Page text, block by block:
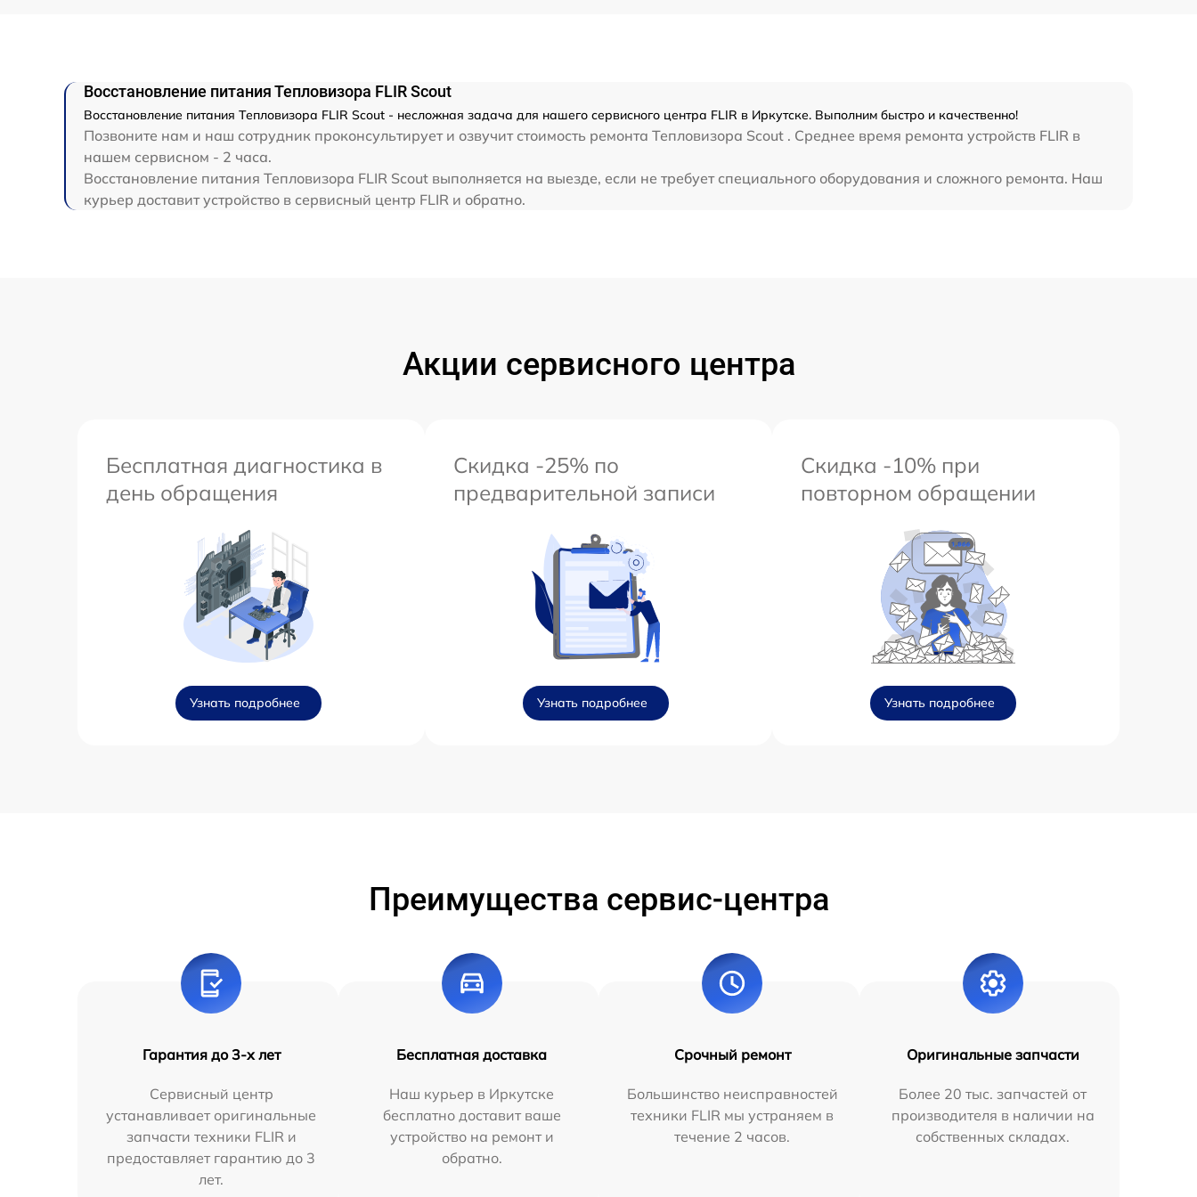
Восстановление питания Тепловизора FLIR Scout
Восстановление питания Тепловизора FLIR Scout - несложная задача для нашего сервисного центра FLIR в Иркутске. Выполним быстро и качественно!
Позвоните нам и наш сотрудник проконсультирует и озвучит стоимость ремонта Тепловизора Scout . Среднее время ремонта устройств FLIR в
нашем сервисном - 2 часа.
Восстановление питания Тепловизора FLIR Scout выполняется на выезде, если не требует специального оборудования и сложного ремонта. Наш
курьер доставит устройство в сервисный центр FLIR и обратно.
Акции сервисного центра
Бесплатная диагностика в
день обращения
Узнать подробнее
Скидка -25% по
предварительной записи
Узнать подробнее
Скидка -10% при
повторном обращении
Узнать подробнее
Преимущества сервис-центра
Гарантия до 3-х лет
Сервисный центр
устанавливает оригинальные
запчасти техники FLIR и
предоставляет гарантию до 3
лет.
Бесплатная доставка
Наш курьер в Иркутске
бесплатно доставит ваше
устройство на ремонт и
обратно.
Срочный ремонт
Большинство неисправностей
техники FLIR мы устраняем в
течение 2 часов.
Оригинальные запчасти
Более 20 тыс. запчастей от
производителя в наличии на
собственных складах.